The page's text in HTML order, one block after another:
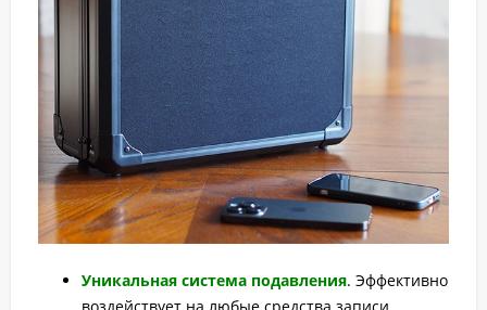
Уникальная система подавления. Эффективно